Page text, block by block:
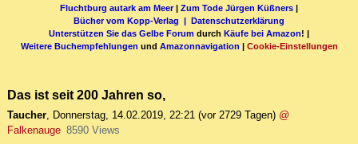
Fluchtburg autark am Meer| Zum Tode Jürgen Küßners |
Bücher vom Kopp-Verlag | Datenschutzerklärung
Unterstützen Sie das Gelbe Forum durch Käufe bei Amazon! |
Weitere Buchempfehlungen und Amazonnavigation | Cookie-Einstellungen
Das ist seit 200 Jahren so,
Taucher, Donnerstag, 14.02.2019, 22:21 (vor 2729 Tagen) @
Falkenauge 8590 Views